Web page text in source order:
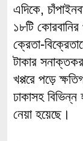
এদিকে,
১৮টি
ক্রেতা-
টাকার
খপ্পরে পড়ে
ঢাকাসহ বিভিন্ন
নেয়া হয়েছে।